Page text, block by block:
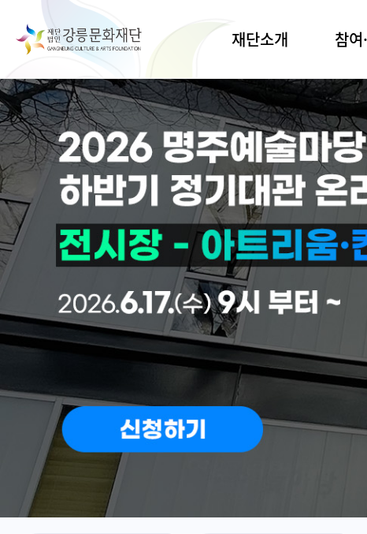
재단소개
인사말
비전·목표
연혁·CI
조직·업무
열린경영
경영공시
오시는길
참여
공간대관
연습실
공연장
전시장
지원사업공
생활문화
명주예
유천생
메인 배너